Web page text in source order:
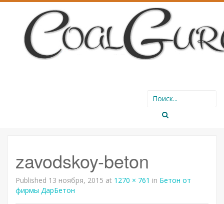
Search
for:
zavodskoy-beton
Published 13 ноября, 2015 at 1270 × 761 in Бетон от
фирмы ДарБетон